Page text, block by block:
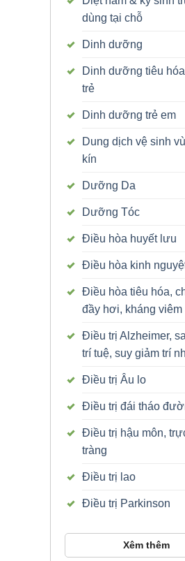
dùng tại chỗ
Dinh dưỡng
Dinh dưỡng tiêu
trẻ
Dinh dưỡng trẻ em
Dung dịch vệ sinh
kín
Dưỡng Da
Dưỡng Tóc
Điều hòa huyết lưu
Điều hòa kinh
Điều hòa tiêu hóa,
đầy hơi, kháng viêm
Điều trị Alzheimer,
trí tuệ, suy giảm trí
Điều trị Âu lo
Điều trị đái tháo
Điều trị hậu môn,
tràng
Điều trị lao
Điều trị Parkinson
Xêm thêm